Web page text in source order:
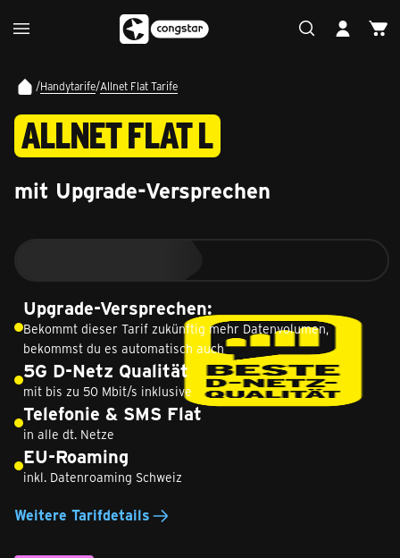
/Handytarife/Allnet Flat Tarife
ALLNET FLAT L
mit Upgrade-Versprechen
Upgrade-Versprechen:
Bekommt dieser Tarif zukünftig mehr Datenvolumen,
bekommst du es automatisch auch
5G D-Netz Qualität
mit bis zu 50 Mbit/s inklusive
Telefonie & SMS Flat
in alle dt. Netze
EU-Roaming
inkl. Datenroaming Schweiz
Weitere Tarifdetails